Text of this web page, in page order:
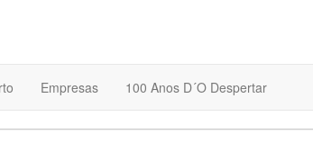
Empresas 100 Anos D´O Despertar